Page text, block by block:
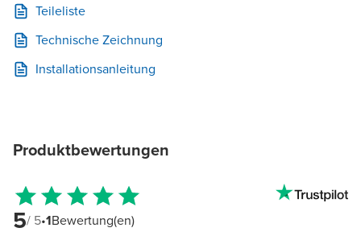
Teileliste
Technische Zeichnung
Installationsanleitung
Produktbewertungen
5/ 5•1Bewertung(en)